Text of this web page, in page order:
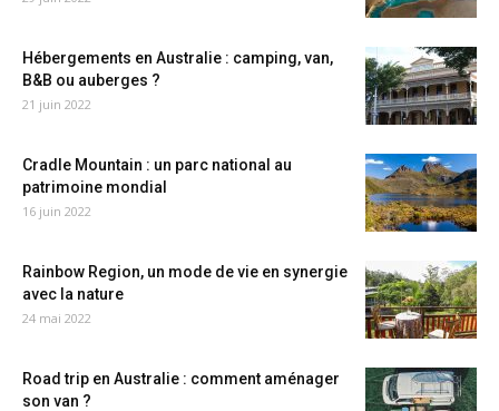
Hébergements en Australie : camping, van,
B&B ou auberges ?
21 juin 2022
Cradle Mountain : un parc national au
patrimoine mondial
16 juin 2022
Rainbow Region, un mode de vie en synergie
avec la nature
24 mai 2022
Road trip en Australie : comment aménager
son van ?